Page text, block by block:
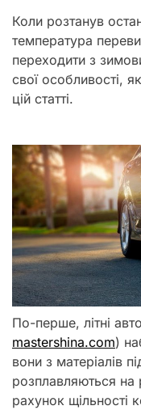
Коли розтанув
температура
переходити з
свої особливості,
цій статті.
По-перше, літні
mastershina.com)
вони з матеріалів
розплавляються на
рахунок щільності